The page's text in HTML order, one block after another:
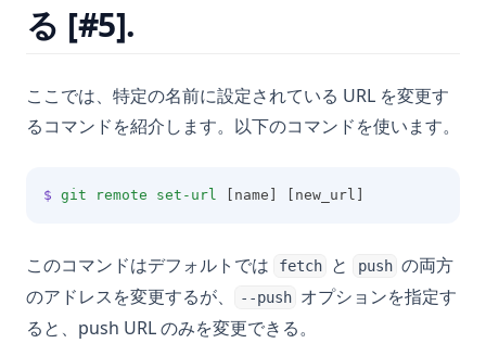
る [#5].
ここでは、特定の名前に設定されている URL を変更す
るコマンドを紹介します。以下のコマンドを使います。
$ git remote set-url [name] [new_url]
このコマンドはデフォルトでは fetch と push の両方
のアドレスを変更するが、
--push オプションを指定す
ると、push URL のみを変更できる。